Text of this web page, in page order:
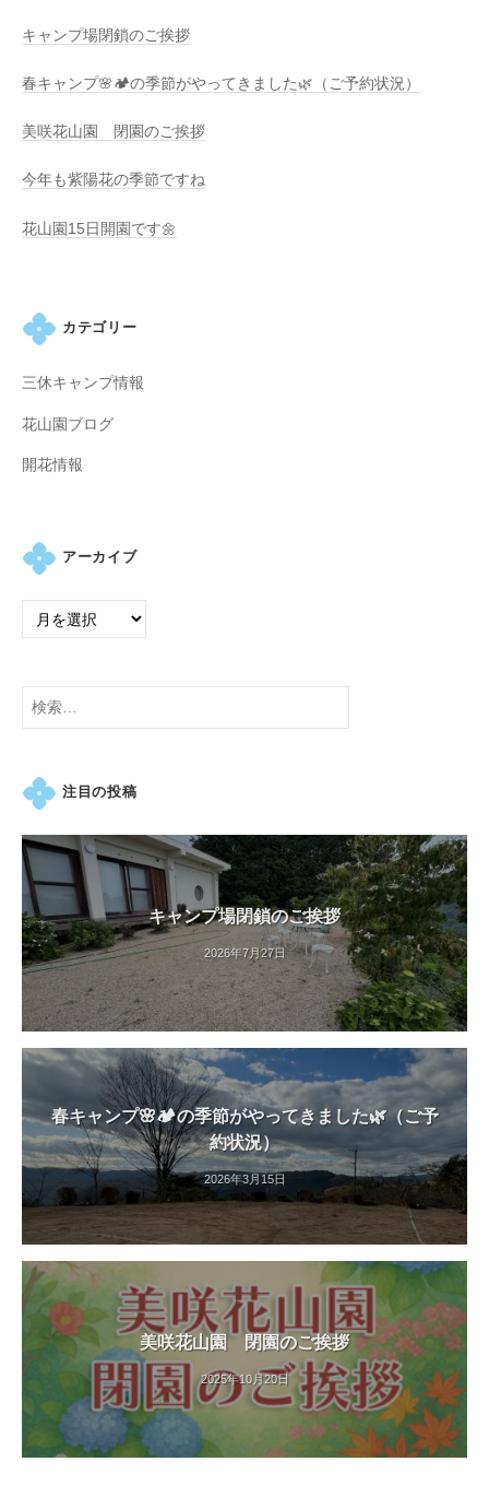
キャンプ場閉鎖のご挨拶
春キャンプ🌸🏕️の季節がやってきました🌿（ご予約状況）
美咲花山園 閉園のご挨拶
今年も紫陽花の季節ですね
花山園15日開園です🌼
カテゴリー
三休キャンプ情報
花山園ブログ
開花情報
アーカイブ
検
注目の投稿
キャンプ場閉鎖のご挨拶
2026年7月27日
春キャンプ🌸🏕️の季節がやってきました🌿（ご予
約状況）
2026年3月15日
美咲花山園 閉園のご挨拶
2025年10月20日